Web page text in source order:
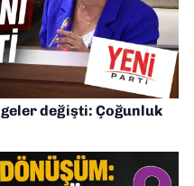
değişti: Çoğunluk